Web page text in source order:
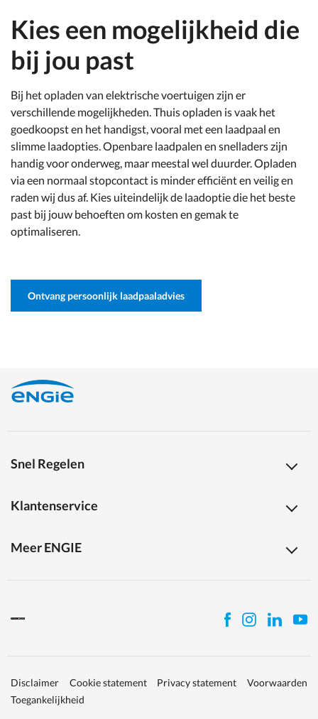
Kies een mogelijkheid die
bij jou past
Bij het opladen van elektrische voertuigen zijn er
verschillende mogelijkheden. Thuis opladen is vaak het
goedkoopst en het handigst, vooral met een laadpaal en
slimme laadopties. Openbare laadpalen en snelladers zijn
handig voor onderweg, maar meestal wel duurder. Opladen
via een normaal stopcontact is minder efficiënt en veilig en
raden wij dus af. Kies uiteindelijk de laadoptie die het beste
past bij jouw behoeften om kosten en gemak te
optimaliseren.
Ontvang persoonlijk laadpaaladvies
Snel Regelen
Klantenservice
Meer ENGIE
Disclaimer Cookie statement Privacy statement
Voorwaarden
Toegankelijkheid